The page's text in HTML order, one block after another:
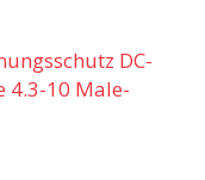
DC-
4.3-10 Male-